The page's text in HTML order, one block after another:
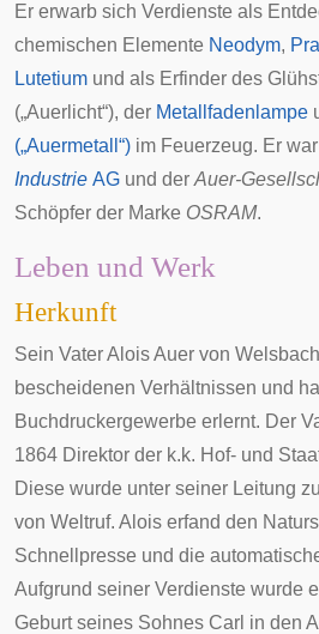
Er erwarb sich Verdienste als
chemischen Elemente Neodym,
Lutetium und als Erfinder des
(„Auerlicht“), der Metallfadenlampe
(„Auermetall“) im Feuerzeug. Er
Industrie AG und der Auer-
Schöpfer der Marke OSRAM.
Leben und Werk
Herkunft
Sein VaterAlois Auer von Welsbach
bescheidenen Verhältnissen und
Buchdruckergewerbe erlernt. Der
1864 Direktor der k.k. Hof- und
Diese wurde unter seiner Leitung
von Weltruf. Alois erfand den
Schnellpresse und die
Aufgrund seiner Verdienste wurde
Geburt seines Sohnes Carl in den